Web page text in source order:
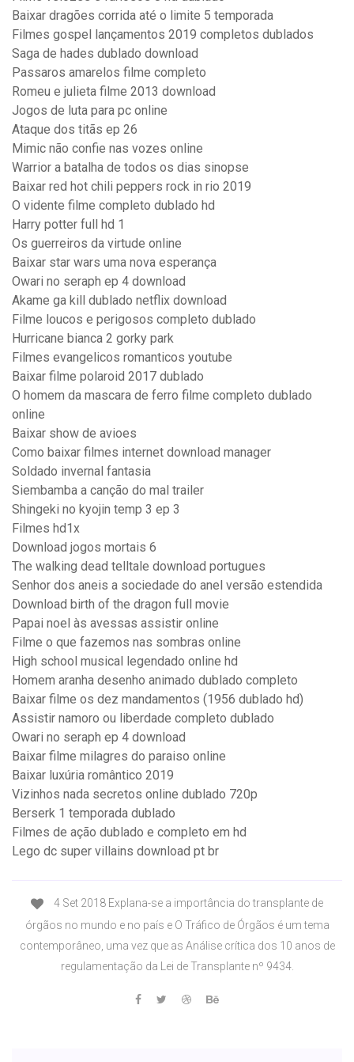
Baixar dragões corrida até o limite 5 temporada
Filmes gospel lançamentos 2019 completos dublados
Saga de hades dublado download
Passaros amarelos filme completo
Romeu e julieta filme 2013 download
Jogos de luta para pc online
Ataque dos titãs ep 26
Mimic não confie nas vozes online
Warrior a batalha de todos os dias sinopse
Baixar red hot chili peppers rock in rio 2019
O vidente filme completo dublado hd
Harry potter full hd 1
Os guerreiros da virtude online
Baixar star wars uma nova esperança
Owari no seraph ep 4 download
Akame ga kill dublado netflix download
Filme loucos e perigosos completo dublado
Hurricane bianca 2 gorky park
Filmes evangelicos romanticos youtube
Baixar filme polaroid 2017 dublado
O homem da mascara de ferro filme completo dublado
online
Baixar show de avioes
Como baixar filmes internet download manager
Soldado invernal fantasia
Siembamba a canção do mal trailer
Shingeki no kyojin temp 3 ep 3
Filmes hd1x
Download jogos mortais 6
The walking dead telltale download portugues
Senhor dos aneis a sociedade do anel versão estendida
Download birth of the dragon full movie
Papai noel às avessas assistir online
Filme o que fazemos nas sombras online
High school musical legendado online hd
Homem aranha desenho animado dublado completo
Baixar filme os dez mandamentos (1956 dublado hd)
Assistir namoro ou liberdade completo dublado
Owari no seraph ep 4 download
Baixar filme milagres do paraiso online
Baixar luxúria romântico 2019
Vizinhos nada secretos online dublado 720p
Berserk 1 temporada dublado
Filmes de ação dublado e completo em hd
Lego dc super villains download pt br
4 Set 2018 Explana-se a importância do transplante de
órgãos no mundo e no país e O Tráfico de Órgãos é um tema
contemporâneo, uma vez que as Análise crítica dos 10 anos de
regulamentação da Lei de Transplante nº 9434.